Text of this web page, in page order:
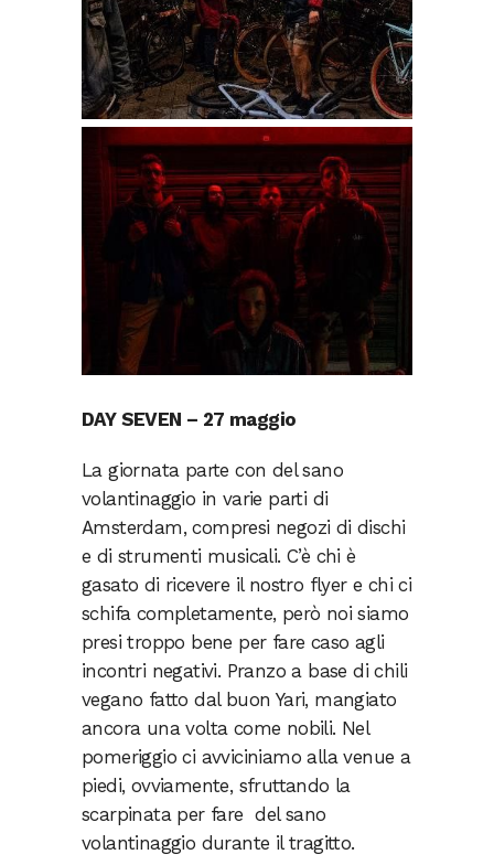
DAY SEVEN – 27 maggio
La giornata parte con del sano
volantinaggio in varie parti di
Amsterdam, compresi negozi di dischi
e di strumenti musicali. C’è chi è
gasato di ricevere il nostro flyer e chi ci
schifa completamente, però noi siamo
presi troppo bene per fare caso agli
incontri negativi. Pranzo a base di chili
vegano fatto dal buon Yari, mangiato
ancora una volta come nobili. Nel
pomeriggio ci avviciniamo alla venue a
piedi, ovviamente, sfruttando la
scarpinata per fare del sano
volantinaggio durante il tragitto.